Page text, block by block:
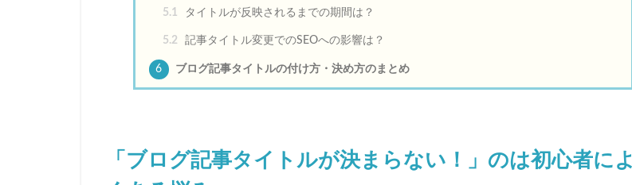
5.1 タイトルが反映されるまでの期間は？
5.2 記事タイトル変更でのSEOへの影響は？
6 ブログ記事タイトルの付け方・決め方のまとめ
「ブログ記事タイトルが決まらない！」のは初心者によ